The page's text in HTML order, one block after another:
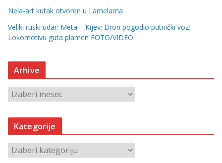
Nela-art kutak otvoren u Lamelama
Veliki ruski udar: Meta – Kijev; Dron pogodio putnički voz;
Lokomotivu guta plamen FOTO/VIDEO
Arhive
h
v
Kategorije